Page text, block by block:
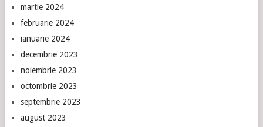
martie 2024
februarie 2024
ianuarie 2024
decembrie 2023
noiembrie 2023
octombrie 2023
septembrie 2023
august 2023